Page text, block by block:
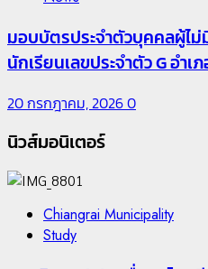
มอบบัตรประจำตัวบุคคลผู้ไม่
นักเรียนเลขประจำตัว G อำเ
20 กรกฎาคม, 20260
นิวส์มอนิเตอร์
Chiangrai Municipality
Study